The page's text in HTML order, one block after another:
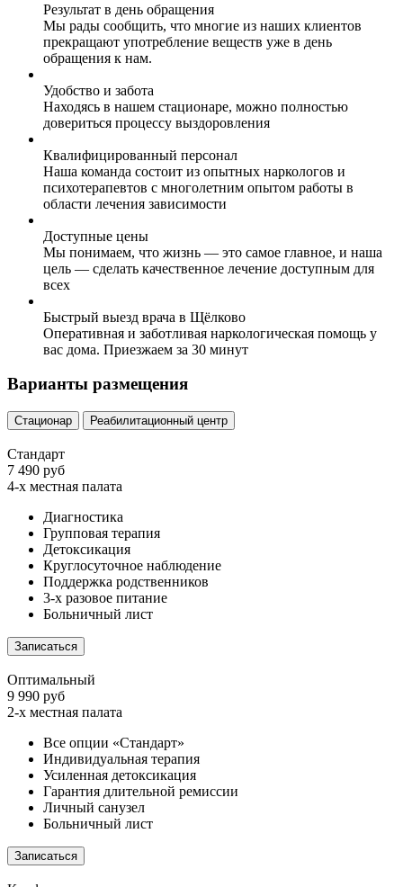
Результат в день обращения
Мы рады сообщить, что многие из наших клиентов
прекращают употребление веществ уже в день
обращения к нам.
Удобство и забота
Находясь в нашем стационаре, можно полностью
довериться процессу выздоровления
Квалифицированный персонал
Наша команда состоит из опытных наркологов и
психотерапевтов с многолетним опытом работы в
области лечения зависимости
Доступные цены
Мы понимаем, что жизнь — это самое главное, и наша
цель — сделать качественное лечение доступным для
всех
Быстрый выезд врача в Щёлково
Оперативная и заботливая наркологическая помощь у
вас дома. Приезжаем за 30 минут
Варианты размещения
Стационар Реабилитационный центр
Стандарт
7 490 руб
4-х местная палата
Диагностика
Групповая терапия
Детоксикация
Круглосуточное наблюдение
Поддержка родственников
3-х разовое питание
Больничный лист
Записаться
Оптимальный
9 990 руб
2-х местная палата
Все опции «Стандарт»
Индивидуальная терапия
Усиленная детоксикация
Гарантия длительной ремиссии
Личный санузел
Больничный лист
Записаться